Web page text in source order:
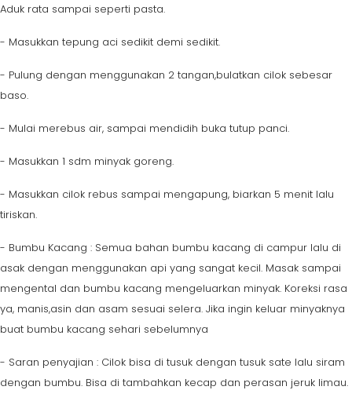
Aduk rata sampai seperti pasta.
- Masukkan tepung aci sedikit demi sedikit.
- Pulung dengan menggunakan 2 tangan,bulatkan cilok sebesar
baso.
- Mulai merebus air, sampai mendidih buka tutup panci.
- Masukkan 1 sdm minyak goreng.
- Masukkan cilok rebus sampai mengapung, biarkan 5 menit lalu
tiriskan.
- Bumbu Kacang : Semua bahan bumbu kacang di campur lalu di
asak dengan menggunakan api yang sangat kecil. Masak sampai
mengental dan bumbu kacang mengeluarkan minyak. Koreksi rasa
ya, manis,asin dan asam sesuai selera. Jika ingin keluar minyaknya
buat bumbu kacang sehari sebelumnya
- Saran penyajian : Cilok bisa di tusuk dengan tusuk sate lalu siram
dengan bumbu. Bisa di tambahkan kecap dan perasan jeruk limau.